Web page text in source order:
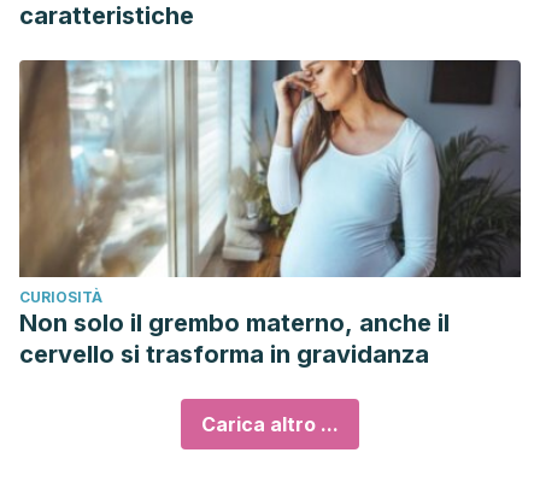
caratteristiche
CURIOSITÀ
Non solo il grembo materno, anche il
cervello si trasforma in gravidanza
Carica altro ...